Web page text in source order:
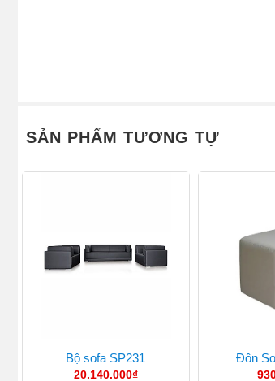
SẢN PHẨM TƯƠNG TỰ
Bộ sofa SP231
20.140.000₫
Đôn